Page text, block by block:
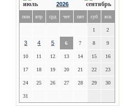
2026
пон втр срд чет пят суб вск
1 2
3 4 5 6 7 8 9
10 11 12 13 14 15 16
17 18 19 20 21 22 23
24 25 26 27 28 29 30
31